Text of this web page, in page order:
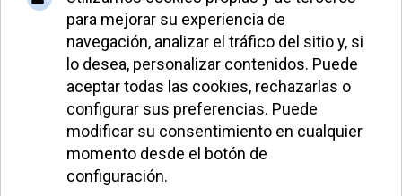
El Papa León XIV
defiende a los
mayores como don
y bendición en la